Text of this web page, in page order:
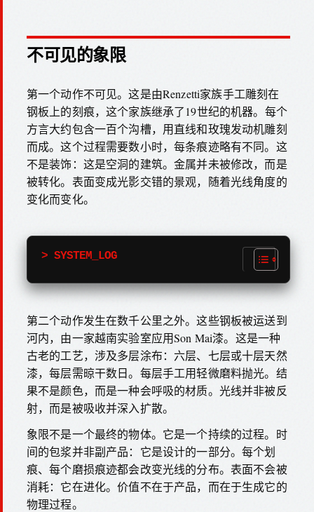
不可见的象限
第一个动作不可见。这是由Renzetti家族手工雕刻在
钢板上的刻痕，这个家族继承了19世纪的机器。每个
方言大约包含一百个沟槽，用直线和玫瑰发动机雕刻
而成。这个过程需要数小时，每条痕迹略有不同。这
不是装饰：这是空洞的建筑。金属并未被修改，而是
被转化。表面变成光影交错的景观，随着光线角度的
变化而变化。
> SYSTEM_LOG
第二个动作发生在数千公里之外。这些钢板被运送到
河内，由一家越南实验室应用Son Mai漆。这是一种
古老的工艺，涉及多层涂布：六层、七层或十层天然
漆，每层需晾干数日。每层手工用轻微磨料抛光。结
果不是颜色，而是一种会呼吸的材质。光线并非被反
射，而是被吸收并深入扩散。
象限不是一个最终的物体。它是一个持续的过程。时
间的包浆并非副产品：它是设计的一部分。每个划
痕、每个磨损痕迹都会改变光线的分布。表面不会被
消耗：它在进化。价值不在于产品，而在于生成它的
物理过程。